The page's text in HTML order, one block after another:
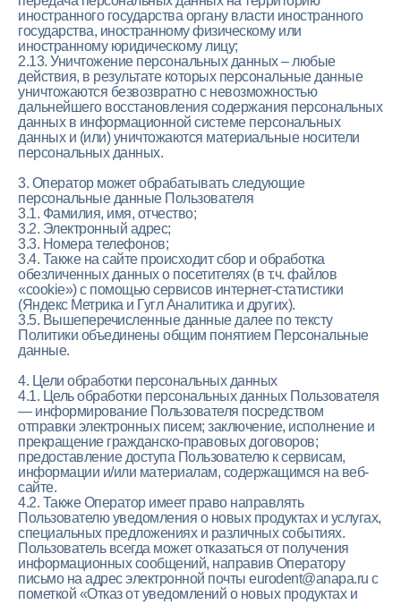
иностранного государства органу власти иностранного
государства, иностранному физическому или
иностранному юридическому лицу;
2.13. Уничтожение персональных данных – любые
действия, в результате которых персональные данные
уничтожаются безвозвратно с невозможностью
дальнейшего восстановления содержания персональных
данных в информационной системе персональных
данных и (или) уничтожаются материальные носители
персональных данных.
3. Оператор может обрабатывать следующие
персональные данные Пользователя
3.1. Фамилия, имя, отчество;
3.2. Электронный адрес;
3.3. Номера телефонов;
3.4. Также на сайте происходит сбор и обработка
обезличенных данных о посетителях (в т.ч. файлов
«cookie») с помощью сервисов интернет-статистики
(Яндекс Метрика и Гугл Аналитика и других).
3.5. Вышеперечисленные данные далее по тексту
Политики объединены общим понятием Персональные
данные.
4. Цели обработки персональных данных
4.1. Цель обработки персональных данных Пользователя
— информирование Пользователя посредством
отправки электронных писем; заключение, исполнение и
прекращение гражданско-правовых договоров;
предоставление доступа Пользователю к сервисам,
информации и/или материалам, содержащимся на веб-
сайте.
4.2. Также Оператор имеет право направлять
Пользователю уведомления о новых продуктах и услугах,
специальных предложениях и различных событиях.
Пользователь всегда может отказаться от получения
информационных сообщений, направив Оператору
письмо на адрес электронной почты eurodent@anapa.ru с
пометкой «Отказ от уведомлений о новых продуктах и